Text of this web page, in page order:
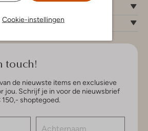
Cookie-instellingen
touch!
de nieuwste items en exclusieve
jou. Schrijf je in voor de nieuwsbrief
150,- shoptegoed.